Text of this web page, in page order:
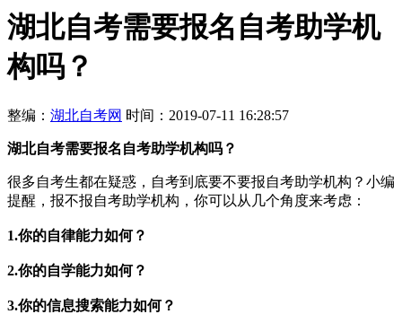
湖北自考需要报名自考助学机
构吗？
整编： 湖北自考网 时间：2019-07-11 16:28:57
湖北自考需要报名自考助学机构吗？
很多自考生都在疑惑，自考到底要不要报自考助学机构？小编
提醒，报不报自考助学机构，你可以从几个角度来考虑：
1.你的自律能力如何？
2.你的自学能力如何？
3.你的信息搜索能力如何？